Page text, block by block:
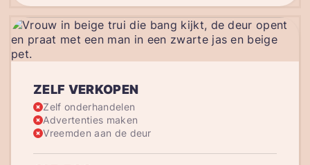
ZELF VERKOPEN
Zelf onderhandelen
Advertenties maken
Vreemden aan de deur